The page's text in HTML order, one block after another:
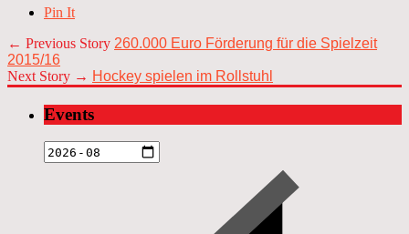
Pin It
← Previous Story 260.000 Euro Förderung für die Spielzeit
2015/16
Next Story → Hockey spielen im Rollstuhl
Events